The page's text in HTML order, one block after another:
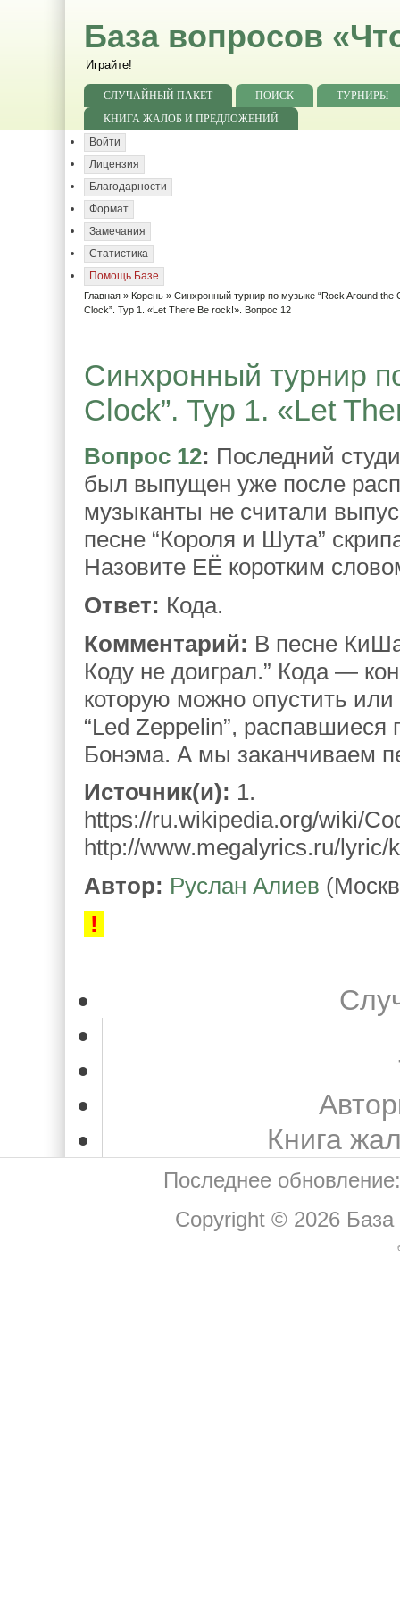
База вопросов
Играйте!
СЛУЧАЙНЫЙ ПАКЕТ ПОИСК
ТУРНИРЫ
КНИГА ЖАЛОБ И ПРЕДЛОЖЕНИЙ
Войти
Лицензия
Благодарности
Формат
Замечания
Статистика
Помощь Базе
Главная » Корень » Синхронный турнир по музыке “Rock Around the
Clock”. Тур 1. «Let There Be rock!». Вопрос 12
Синхронный турнир
Clock”. Тур 1. «Let
Вопрос 12: Последний
был выпущен уже после
музыканты не считали
песне “Короля и Шута”
Назовите ЕЁ коротким
Ответ: Кода.
Комментарий: В песне
Коду не доиграл.” Кода —
которую можно опустить
“Led Zeppelin”,
Бонэма. А мы заканчиваем
Источник(и): 1.
https://ru.wikipedia.org/wiki/
http://www.megalyrics.ru/
Автор: Руслан Алиев
!
Книга
Последнее
Copyright © 2026 База